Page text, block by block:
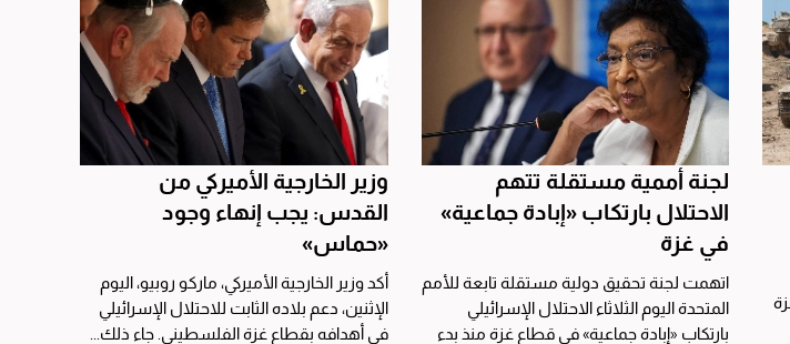
لجنة أممية مستقلة تتهم
الاحتلال بارتكاب «إبادة جماعية»
في غزة
اتهمت لجنة تحقيق دولية مستقلة تابعة للأمم
المتحدة اليوم الثلاثاء الاحتلال الإسرائيلي
بارتكاب «إبادة جماعية» في قطاع غزة منذ بدء
وزير الخارجية الأميركي من
القدس: يجب إنهاء وجود
«حماس»
أكد وزير الخارجية الأميركي، ماركو روبيو، اليوم
الإثنين، دعم بلاده الثابت للاحتلال الإسرائيلي
في أهدافه بقطاع غزة الفلسطيني. جاء ذلك...